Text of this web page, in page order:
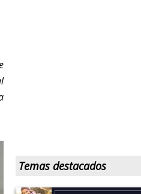
Temas destacados